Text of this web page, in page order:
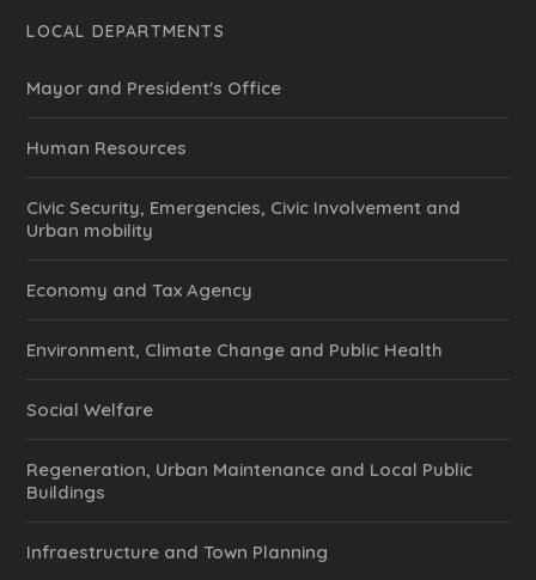
LOCAL DEPARTMENTS
Mayor and President's Office
Human Resources
Civic Security, Emergencies, Civic Involvement and
Urban mobility
Economy and Tax Agency
Environment, Climate Change and Public Health
Social Welfare
Regeneration, Urban Maintenance and Local Public
Buildings
Infraestructure and Town Planning